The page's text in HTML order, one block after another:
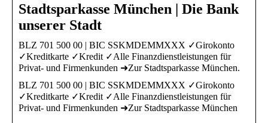
Stadtsparkasse München | Die Bank
unserer Stadt
BLZ 701 500 00 | BIC SSKMDEMMXXX ✓Girokonto
✓Kreditkarte ✓Kredit ✓Alle Finanzdienstleistungen für
Privat- und Firmenkunden ➜Zur Stadtsparkasse München.
BLZ 701 500 00 | BIC SSKMDEMMXXX ✓Girokonto
✓Kreditkarte ✓Kredit ✓Alle Finanzdienstleistungen für
Privat- und Firmenkunden ➜Zur Stadtsparkasse München